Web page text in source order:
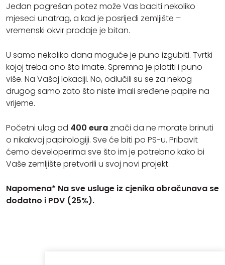
Jedan pogrešan potez može Vas baciti nekoliko
mjeseci unatrag, a kad je posrijedi zemljište –
vremenski okvir prodaje je bitan.
U samo nekoliko dana moguće je puno izgubiti. Tvrtki
kojoj treba ono što imate. Spremna je platiti i puno
više. Na Vašoj lokaciji. No, odlučili su se za nekog
drugog samo zato što niste imali sređene papire na
vrijeme.
Početni ulog od 400 eura znači da ne morate brinuti
o nikakvoj papirologiji. Sve će biti po PS-u. Pribavit
ćemo developerima sve što im je potrebno kako bi
Vaše zemljište pretvorili u svoj novi projekt.
Napomena* Na sve usluge iz cjenika obračunava se
dodatno i PDV (25%).